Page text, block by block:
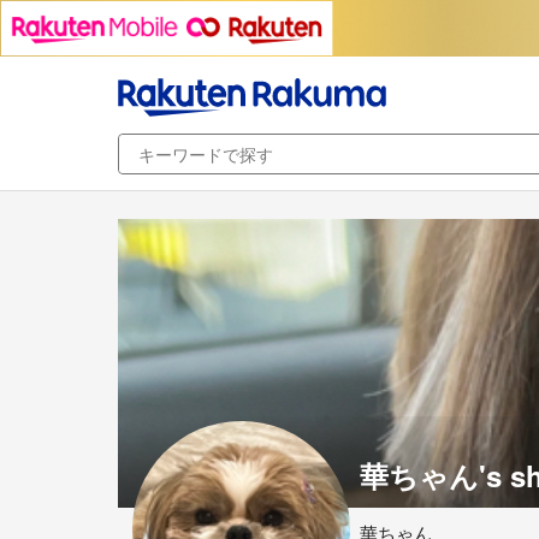
華ちゃん's
華ちゃん